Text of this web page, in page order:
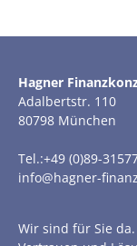
Hagner
Adalbertstr. 110
80798 München
Tel.:+49 (0)89-
info@hagner-
Wir sind für Sie